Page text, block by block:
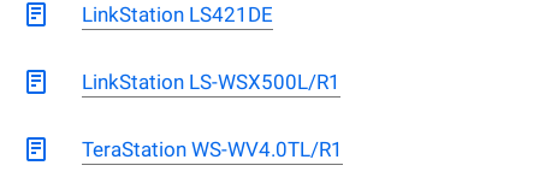
LinkStation LS421DE
LinkStation LS-WSX500L/R1
TeraStation WS-WV4.0TL/R1